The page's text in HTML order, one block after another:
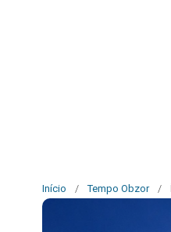
Início / Tempo Obzor /